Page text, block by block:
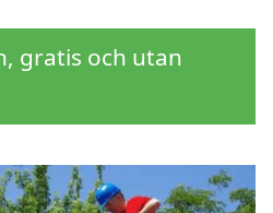
gratis och utan